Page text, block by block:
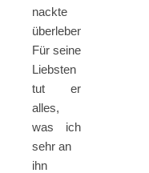
nackte
überleben.
Für seine
Liebsten
tut er
alles,
was ich
sehr an
ihn